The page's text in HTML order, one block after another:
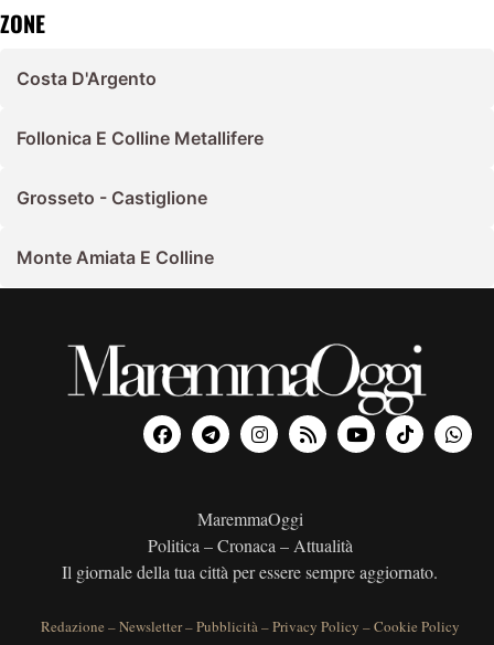
ZONE
Costa D'Argento
Follonica E Colline Metallifere
Grosseto - Castiglione
Monte Amiata E Colline
MaremmaOggi
Politica – Cronaca – Attualità
Il giornale della tua città per essere sempre aggiornato.
Redazione –Newsletter–Pubblicità–Privacy Policy –Cookie Policy